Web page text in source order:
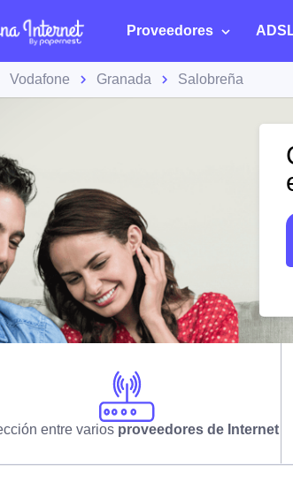
Proveedores
Vodafone Granada Salobreña
entre varios proveedores de Internet